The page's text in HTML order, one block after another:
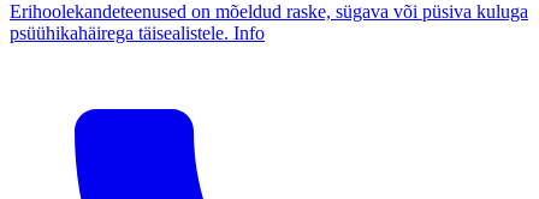
Erihoolekandeteenused on mõeldud raske, sügava või püsiva kuluga
psüühikahäirega täisealistele. Info